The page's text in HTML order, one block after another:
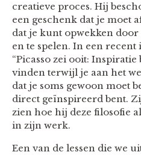
creatieve proces. Hij
een geschenk dat je moet
dat je kunt opwekken
en te spelen. In een recent
“Picasso zei ooit:
vinden terwijl je aan het
dat je soms gewoon moet
direct geïnspireerd bent.
zien hoe hij deze filosofie
in zijn werk.
Een van de lessen die we